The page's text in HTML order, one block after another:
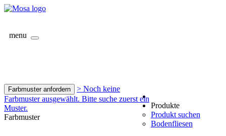
menu
Farbmuster anfordern
> Noch keine
Farbmuster ausgewählt. Bitte suche zuerst ein
Muster.
Farbmuster
Produkte
Produkt suchen
Bodenfliesen